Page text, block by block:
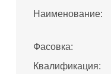
Наименование:
Фасовка:
Квалификация: